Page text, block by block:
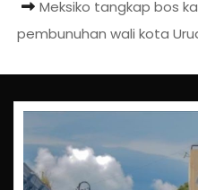
Meksiko tangkap bos
pembunuhan wali kota